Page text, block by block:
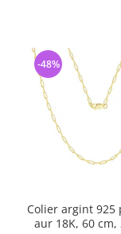
Colier argint 925
aur 18K, 60 cm,
-48%